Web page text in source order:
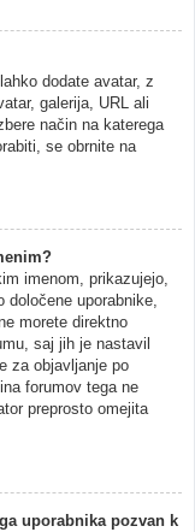
dodate avatar, z
galerija, URL ali
način na katerega
se obrnite na
imenom, prikazujejo,
določene uporabnike,
morete direktno
saj jih je nastavil
za objavljanje po
forumov tega ne
preprosto omejita
uporabnika pozvan k